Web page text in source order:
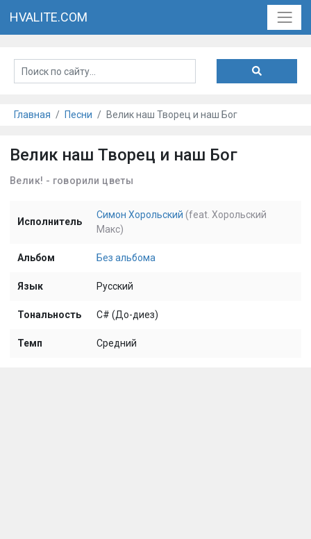
HVALITE.COM
Главная Песни Велик наш Творец и наш Бог
Велик наш Творец и наш Бог
Велик! - говорили цветы
Исполнитель
Симон Хорольский (feat. Хорольский
Макс)
Альбом Без альбома
Язык Русский
Тональность C# (До-диез)
Темп Средний